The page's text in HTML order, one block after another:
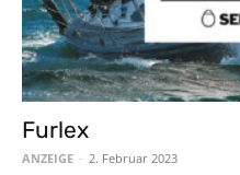
Furlex
ANZEIGE - 2. Februar 2023